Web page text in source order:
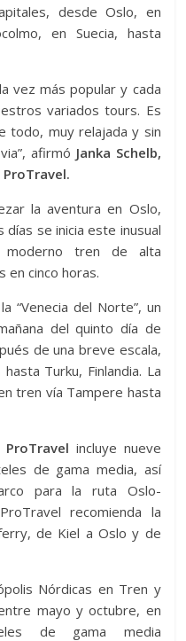
desde Oslo, en
en Suecia, hasta
vez más popular y cada
variados tours. Es
todo, muy relajada y sin
afirmó Janka Schelb,
la aventura en Oslo,
días se inicia este inusual
moderno tren de alta
en cinco horas.
“Venecia del Norte”, un
del quinto día de
de una breve escala,
Turku, Finlandia. La
tren vía Tampere hasta
ProTravel incluye nueve
de gama media, así
para la ruta Oslo-
recomienda la
de Kiel a Oslo y de
Nórdicas en Tren y
mayo y octubre, en
de gama media